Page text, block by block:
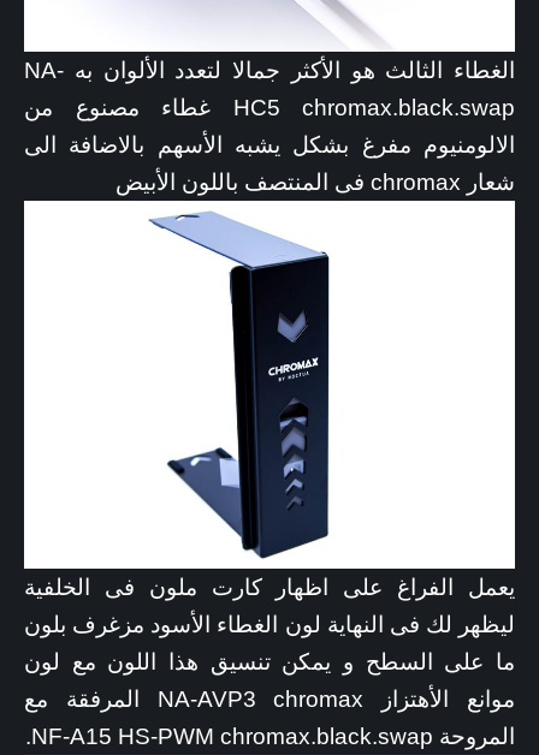
الغطاء الثالث هو الأكثر جمالا لتعدد الألوان به NA-
HC5 chromax.black.swap غطاء مصنوع من
الالومنيوم مفرغ بشكل يشبه الأسهم بالاضافة الى
شعار chromax فى المنتصف باللون الأبيض
يعمل الفراغ على اظهار كارت ملون فى الخلفية
ليظهر لك فى النهاية لون الغطاء الأسود مزغرف بلون
ما على السطح و يمكن تنسيق هذا اللون مع لون
موانع الأهتزاز NA-AVP3 chromax المرفقة مع
المروحة NF-A15 HS-PWM chromax.black.swap.